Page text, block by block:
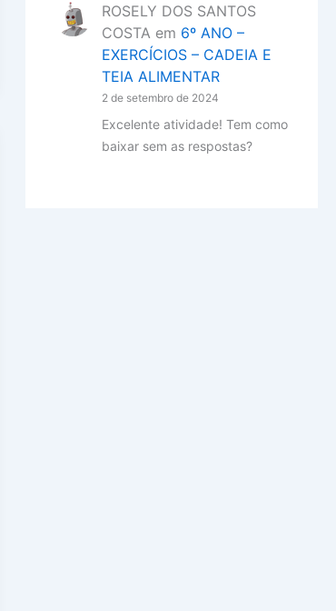
ROSELY DOS SANTOS
COSTA em 6º ANO –
EXERCÍCIOS – CADEIA E
TEIA ALIMENTAR
2 de setembro de 2024
Excelente atividade! Tem como
baixar sem as respostas?